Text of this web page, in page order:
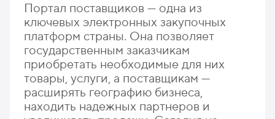
Портал поставщиков — одна из
ключевых электронных закупочных
платформ страны. Она позволяет
государственным заказчикам
приобретать необходимые для них
товары, услуги, а поставщикам —
расширять географию бизнеса,
находить надежных партнеров и